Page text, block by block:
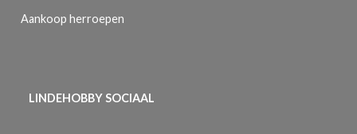
Aankoop herroepen
LINDEHOBBY SOCIAAL